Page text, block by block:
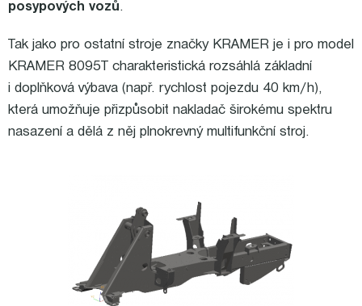
posypových vozů.
Tak jako pro ostatní stroje značky KRAMER je i pro model
KRAMER 8095T charakteristická rozsáhlá základní
i doplňková výbava (např. rychlost pojezdu 40 km/h),
která umožňuje přizpůsobit nakladač širokému spektru
nasazení a dělá z něj plnokrevný multifunkční stroj.